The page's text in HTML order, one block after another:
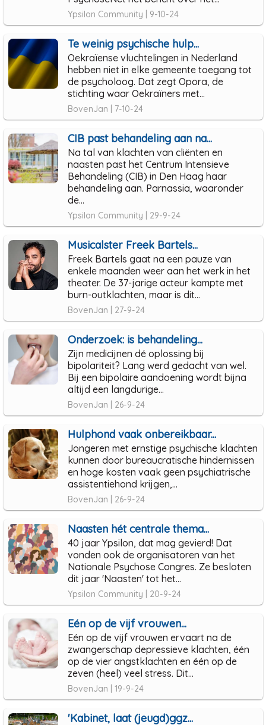
Ypsilon Community | 9-10-24
Te weinig psychische hulp...
Oekraïense vluchtelingen in Nederland
hebben niet in elke gemeente toegang tot
de psycholoog. Dat zegt Opora, de
stichting waar Oekraïners met...
BovenJan | 7-10-24
CIB past behandeling aan na...
Na tal van klachten van cliënten en
naasten past het Centrum Intensieve
Behandeling (CIB) in Den Haag haar
behandeling aan. Parnassia, waaronder
de...
Ypsilon Community | 29-9-24
Musicalster Freek Bartels...
Freek Bartels gaat na een pauze van
enkele maanden weer aan het werk in het
theater. De 37-jarige acteur kampte met
burn-outklachten, maar is dit...
BovenJan | 27-9-24
Onderzoek: is behandeling...
Zijn medicijnen dé oplossing bij
bipolariteit? Lang werd gedacht van wel.
Bij een bipolaire aandoening wordt bijna
altijd een langdurige...
BovenJan | 26-9-24
Hulphond vaak onbereikbaar...
Jongeren met ernstige psychische klachten
kunnen door bureaucratische hindernissen
en hoge kosten vaak geen psychiatrische
assistentiehond krijgen,...
BovenJan | 26-9-24
Naasten hét centrale thema...
40 jaar Ypsilon, dat mag gevierd! Dat
vonden ook de organisatoren van het
Nationale Psychose Congres. Ze besloten
dit jaar 'Naasten' tot het...
Ypsilon Community | 20-9-24
Eén op de vijf vrouwen...
Eén op de vijf vrouwen ervaart na de
zwangerschap depressieve klachten, één
op de vier angstklachten en één op de
zeven (heel) veel stress. Dit...
BovenJan | 19-9-24
'Kabinet, laat (jeugd)ggz...